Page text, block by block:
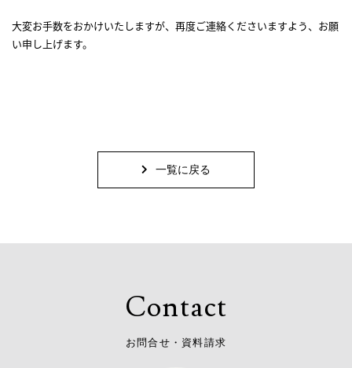
大変お手数をおかけいたしますが、再度ご連絡くださいますよう、お願
い申し上げます。
一覧に戻る
Contact
お 問合せ ・ 資料請求